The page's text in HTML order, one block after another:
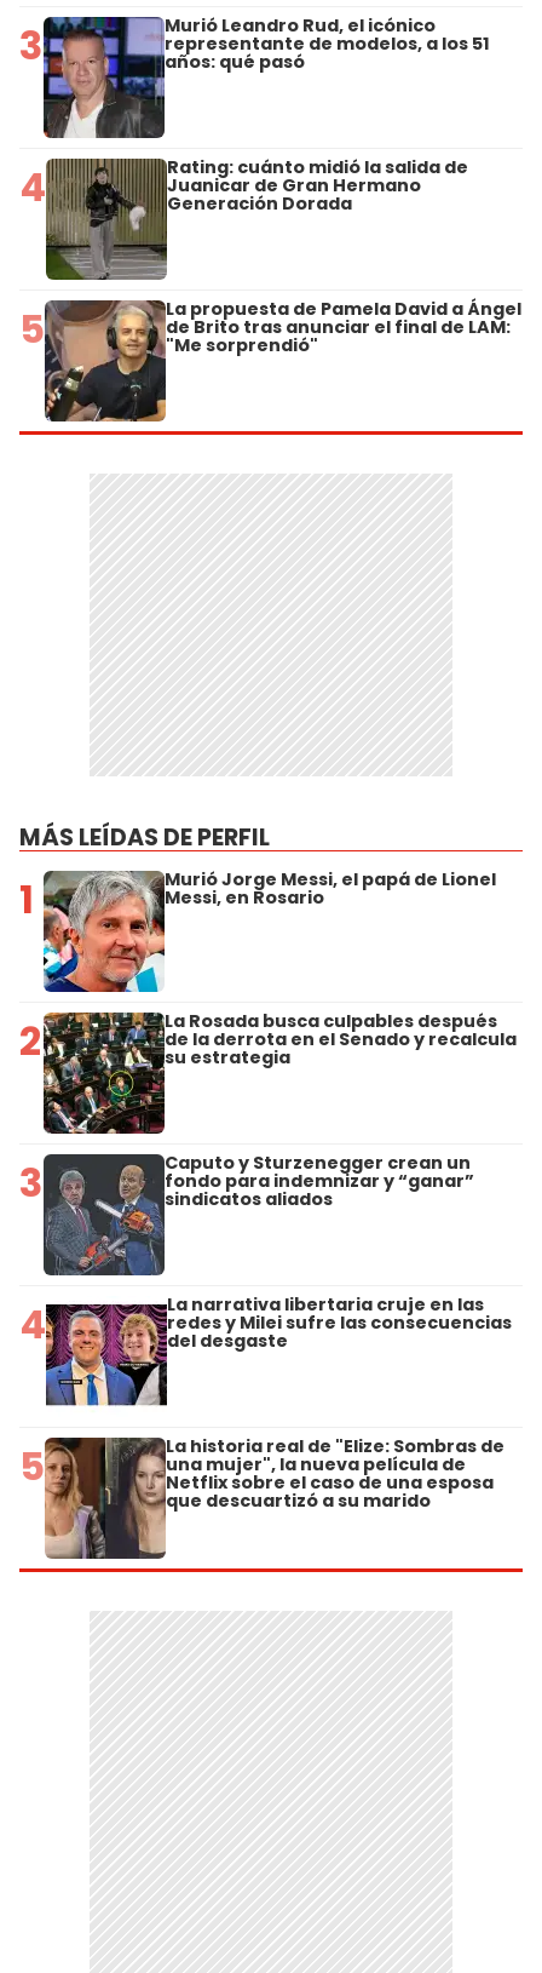
3 Murió Leandro Rud, el icónico
representante de modelos, a los 51
años: qué pasó
4 Rating: cuánto midió la salida de
Juanicar de Gran Hermano
Generación Dorada
5 La propuesta de Pamela David a Ángel
de Brito tras anunciar el final de LAM:
"Me sorprendió"
MÁS LEÍDAS DE PERFIL
1 Murió Jorge Messi, el papá de Lionel
Messi, en Rosario
2 La Rosada busca culpables después
de la derrota en el Senado y recalcula
su estrategia
3 Caputo y Sturzenegger crean un
fondo para indemnizar y “ganar”
sindicatos aliados
4 La narrativa libertaria cruje en las
redes y Milei sufre las consecuencias
del desgaste
5 La historia real de "Elize: Sombras de
una mujer", la nueva película de
Netflix sobre el caso de una esposa
que descuartizó a su marido